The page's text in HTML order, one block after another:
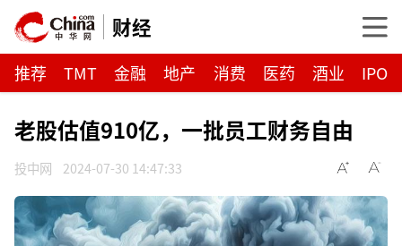
财经
推荐 TMT 金融 地产 消费 医药 酒业 IPO
老股估值910亿，一批员工财务自由
投中网 2024-07-30 14:47:33